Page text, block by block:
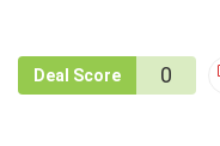
Deal Score 0